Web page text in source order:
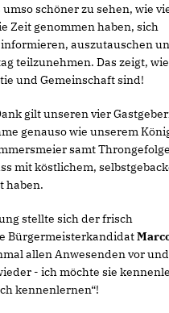
schöner zu sehen, wie
Zeit genommen haben, sich
auszutauschen
teilzunehmen. Das zeigt,
und Gemeinschaft sind!
gilt unseren vier
genauso wie unserem
samt
mit köstlichem,
haben.
stellte sich der frisch
Bürgermeisterkandidat
allen Anwesenden vor
- ich möchte sie
kennenlernen“!